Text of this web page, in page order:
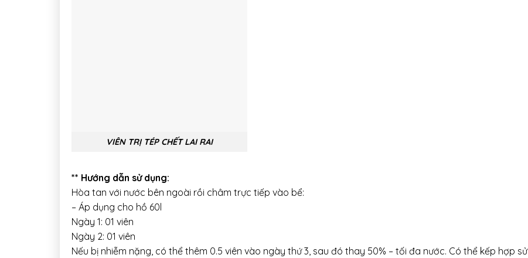
VIÊN TRỊ TÉP CHẾT LAI RAI
** Hướng dẫn sử dụng:
Hòa tan với nước bên ngoài rồi châm trực tiếp vào bể:
– Áp dụng cho hồ 60l
Ngày 1: 01 viên
Ngày 2: 01 viên
Nếu bị nhiễm nặng, có thể thêm 0.5 viên vào ngày thứ 3, sau đó thay 50% – tối đa nước. Có thể kếp hợp sử